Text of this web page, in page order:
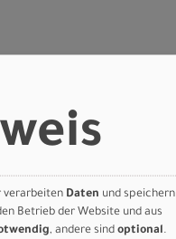
verarbeiten Daten und speichern
Betrieb der Website und aus
, andere sind optional.